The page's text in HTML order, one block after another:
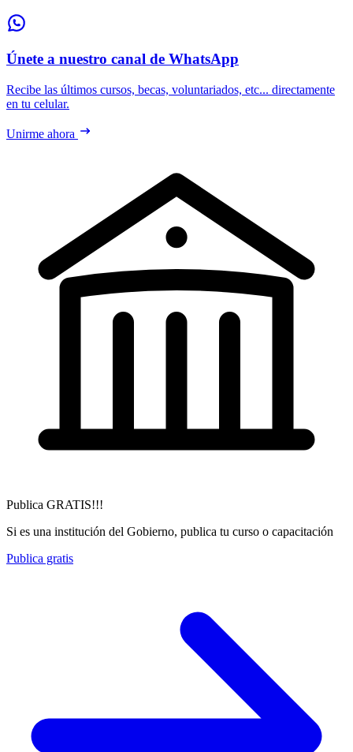
Únete a nuestro canal de WhatsApp
Recibe las últimos cursos, becas, voluntariados, etc... directamente
en tu celular.
Unirme ahora
Publica GRATIS!!!
Si es una institución del Gobierno, publica tu curso o capacitación
Publica gratis